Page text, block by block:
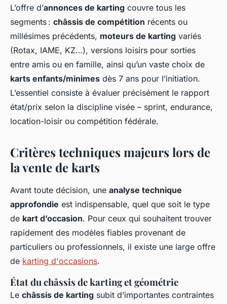
L’offre d’annonces de karting couvre tous les
segments : châssis de compétition récents ou
millésimes précédents, moteurs de karting variés
(Rotax, IAME, KZ…), versions loisirs pour sorties
entre amis ou en famille, ainsi qu’un vaste choix de
karts enfants/minimes dès 7 ans pour l’initiation.
L’essentiel consiste à évaluer précisément le rapport
état/prix selon la discipline visée – sprint, endurance,
location-loisir ou compétition fédérale.
Critères techniques majeurs lors de
la vente de karts
Avant toute décision, une analyse technique
approfondie est indispensable, quel que soit le type
de kart d’occasion. Pour ceux qui souhaitent trouver
rapidement des modèles fiables provenant de
particuliers ou professionnels, il existe une large offre
de karting d'occasions.
État du châssis de karting et géométrie
Le châssis de karting subit d’importantes contraintes